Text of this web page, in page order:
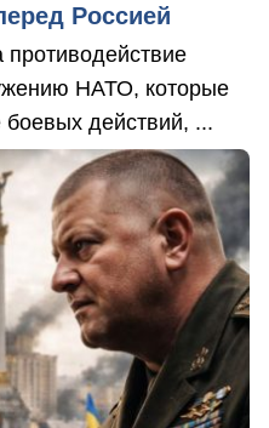
Россией
НАТО, которые
боевых действий, ...